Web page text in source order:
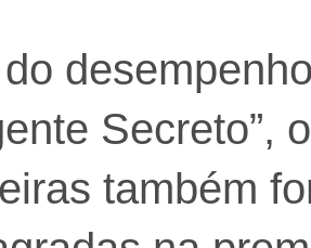
Secreto”,
também